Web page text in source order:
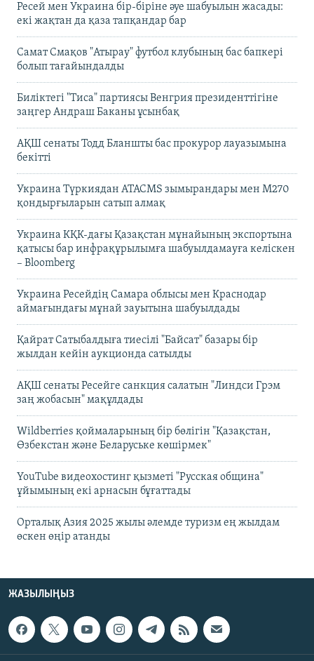
Ресей мен Украина бір-біріне әуе шабуылын жасады:
екі жақтан да қаза тапқандар бар
Самат Смақов "Атырау" футбол клубының бас бапкері
болып тағайындалды
Биліктегі "Тиса" партиясы Венгрия президенттігіне
заңгер Андраш Баканы ұсынбақ
АҚШ сенаты Тодд Бланшты бас прокурор лауазымына
бекітті
Украина Түркиядан ATACMS зымырандары мен M270
қондырғыларын сатып алмақ
Украина КҚК-дағы Қазақстан мұнайының экспортына
қатысы бар инфрақұрылымға шабуылдамауға келіскен
– Bloomberg
Украина Ресейдің Самара облысы мен Краснодар
аймағындағы мұнай зауытына шабуылдады
Қайрат Сатыбалдыға тиесілі "Байсат" базары бір
жылдан кейін аукционда сатылды
АҚШ сенаты Ресейге санкция салатын "Линдси Грэм
заң жобасын" мақұлдады
Wildberries қоймаларының бір бөлігін "Қазақстан,
Өзбекстан және Беларуське көшірмек"
YouTube видеохостинг қызметі "Русская община"
ұйымының екі арнасын бұғаттады
Орталық Азия 2025 жылы әлемде туризм ең жылдам
өскен өңір атанды
ЖАЗЫЛЫҢЫЗ